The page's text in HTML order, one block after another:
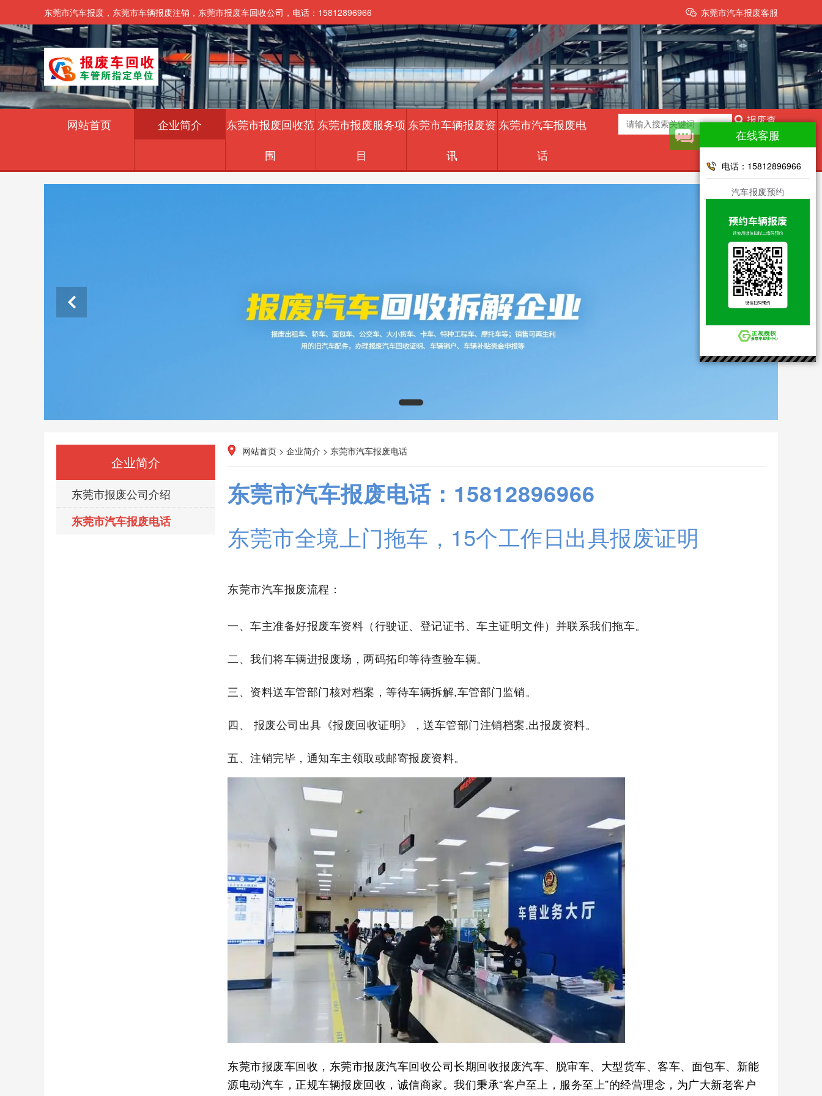
东莞市汽车报废客服
东莞市汽车报废，东莞市车辆报废注销，东莞市报废车回收公司，电话：15812896966
报废查
询
网站首页 企业简介
东莞市报废回收范
围
东莞市报废服务项
目
东莞市车辆报废资
讯
东莞市汽车报废电
话
企业简介
东莞市报废公司介绍
东莞市汽车报废电话
网站首页 > 企业简介 > 东莞市汽车报废电话
东莞市汽车报废电话：15812896966
东莞市全境上门拖车，15个工作日出具报废证明
东莞市汽车报废流程：
一、车主准备好报废车资料（行驶证、登记证书、车主证明文件）并联系我们拖车。
二、我们将车辆进报废场，两码拓印等待查验车辆。
三、资料送车管部门核对档案，等待车辆拆解,车管部门监销。
四、 报废公司出具《报废回收证明》，送车管部门注销档案,出报废资料。
五、注销完毕，通知车主领取或邮寄报废资料。
东莞市报废车回收，东莞市报废汽车回收公司长期回收报废汽车、脱审车、大型货车、客车、面包车、新能
源电动汽车，正规车辆报废回收，诚信商家。我们秉承“客户至上，服务至上”的经营理念，为广大新老客户
在线客服
电话：15812896966
汽车报废预约